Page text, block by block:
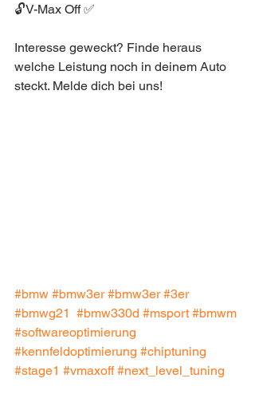
🔓V-Max Off ✅
Interesse geweckt? Finde heraus
welche Leistung noch in deinem Auto
steckt. Melde dich bei uns!
#bmw #bmw3er #bmw3er #3er
#bmwg21 #bmw330d #msport #bmwm
#softwareoptimierung
#kennfeldoptimierung #chiptuning
#stage1 #vmaxoff #next_level_tuning